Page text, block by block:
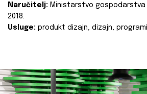
Naručitelj: Ministarstvo gospodarstva
2018.
Usluge: produkt dizajn, dizajn,